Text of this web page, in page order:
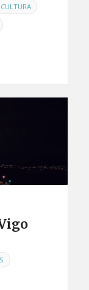
CULTURA ,
,